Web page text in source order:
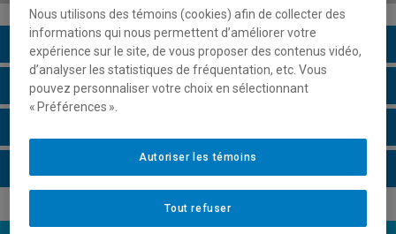
Description du cours
Horaire - Été 2026
Nous utilisons des témoins (cookies) afin de collecter des
informations qui nous permettent d’améliorer votre
expérience sur le site, de vous proposer des contenus vidéo,
d’analyser les statistiques de fréquentation, etc. Vous
pouvez personnaliser votre choix en sélectionnant
« Préférences ».
Tout refuser
Autoriser les témoins